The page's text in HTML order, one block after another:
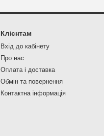
Клієнтам
Вхід до кабінету
Про нас
Оплата і доставка
Обмін та повернення
Контактна інформація